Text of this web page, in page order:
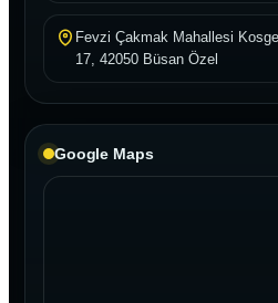
Fevzi Çakmak Mahallesi
17, 42050 Büsan Özel
Google Maps